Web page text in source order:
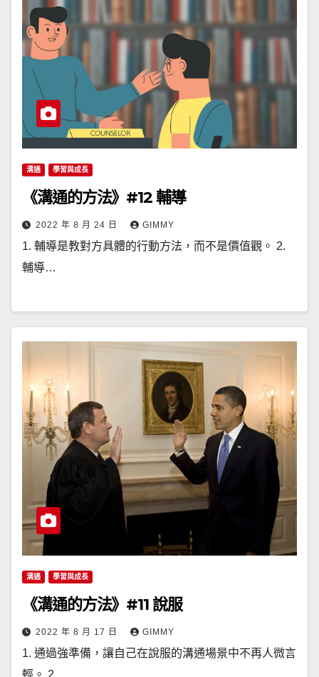
溝通 學習與成長
《溝通的方法》#12 輔導
2022 年 8 月 24 日 GIMMY
1. 輔導是教對方具體的行動方法，而不是價值觀。 2.
輔導…
溝通 學習與成長
《溝通的方法》#11 說服
2022 年 8 月 17 日 GIMMY
1. 通過強準備，讓自己在說服的溝通場景中不再人微言
輕。 2…